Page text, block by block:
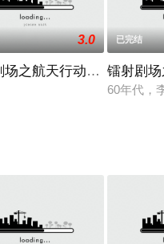
事讲规矩，与诊所众人格
3.0
场之航天行动国语
已完结
镭射剧
60年代，